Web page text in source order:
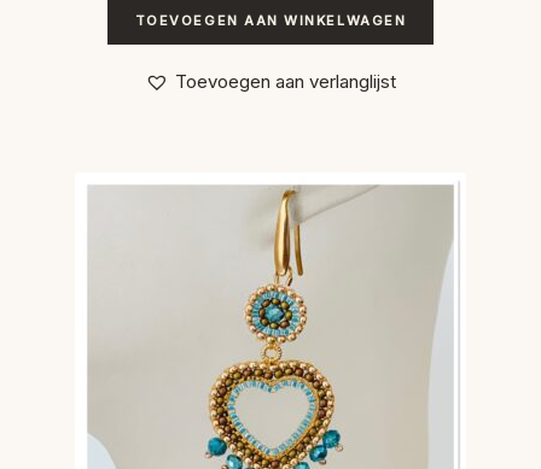
TOEVOEGEN AAN WINKELWAGEN
Toevoegen aan verlanglijst